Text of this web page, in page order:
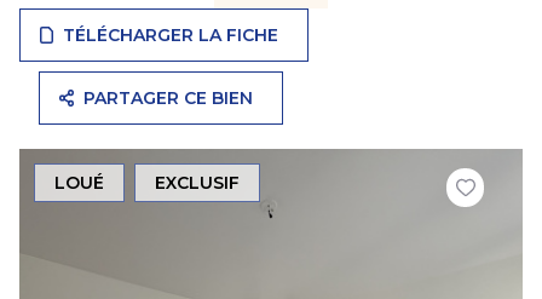
TÉLÉCHARGER LA FICHE
PARTAGER CE BIEN
LOUÉ EXCLUSIF